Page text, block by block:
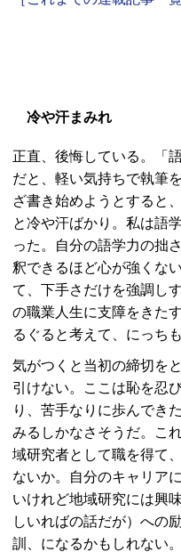
冷や汗まみれ
正直、後悔している。「
だと、軽い気持ちで執筆
ざ書き始めようとすると
と冷や汗ばかり。私は語
った。自分の語学力の拙
釈できるほど心が強くな
て、下手さだけを強調し
の職業人生に支障をきた
るぐると考えて、にっち
気がつくと当初の締切を
引けない。ここは恥を忍
り、苦手なりに歩んでき
みるしかなさそうだ。こ
域研究者として職を得て
ないか。自分のキャリア
いけれど地域研究には興
しいればの話だが）への
訓、になるかもしれない